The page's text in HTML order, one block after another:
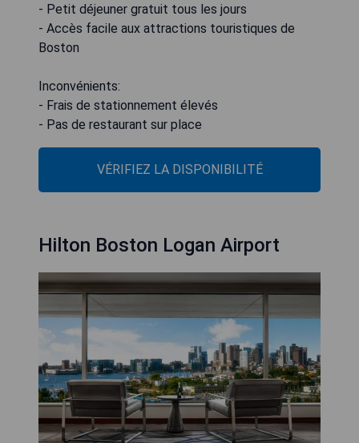
- Petit déjeuner gratuit tous les jours
- Accès facile aux attractions touristiques de
Boston
Inconvénients:
- Frais de stationnement élevés
- Pas de restaurant sur place
VÉRIFIEZ LA DISPONIBILITÉ
Hilton Boston Logan Airport